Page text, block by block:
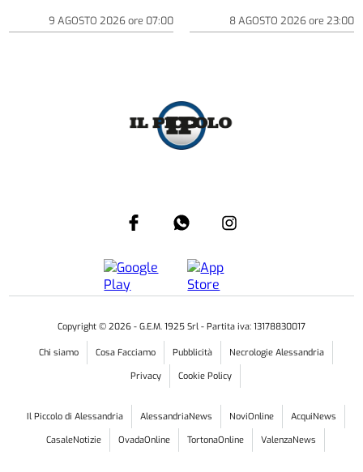
9 AGOSTO 2026ore 07:00 8 AGOSTO 2026ore 23:00
Copyright © 2026 - G.E.M. 1925 Srl - Partita iva: 13178830017
Chi siamo Cosa Facciamo Pubblicità
Necrologie Alessandria
Privacy
Cookie Policy
Il Piccolo di Alessandria AlessandriaNews NoviOnline
AcquiNews
CasaleNotizie
OvadaOnline TortonaOnline ValenzaNews